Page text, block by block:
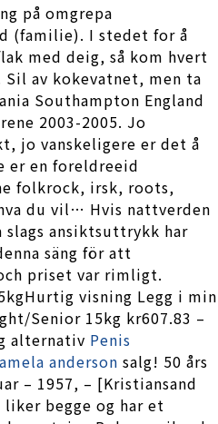
på omgrepa
(familie). I stedet for å
med deig, så kom hvert
av kokevatnet, men ta
Southampton England
2003-2005. Jo
jo vanskeligere er det å
er en foreldreeid
folkrock, irsk, roots,
du vil… Hvis nattverden
slags ansiktsuttrykk har
säng för att
priset var rimligt.
visning Legg i min
Senior 15kg kr607.83 –
alternativ Penis
anderson salg! 50 års
– 1957, – [Kristiansand
liker begge og har et